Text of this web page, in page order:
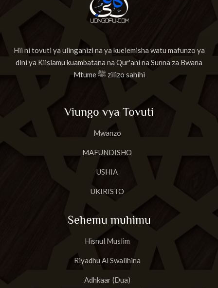
Hii ni tovuti ya ulinganizi na ya kuelemisha watu mafunzo ya
dini ya Kiislamu kuambatana na Qur'ani na Sunna za Bwana
Mtume ﷺ zilizo sahihi
Viungo vya Tovuti
Mwanzo
MAFUNDISHO
USHIA
UKIRISTO
Sehemu muhimu
Hisnul Muslim
Riyadhu Al Swalihina
Adhkaar (Dua)